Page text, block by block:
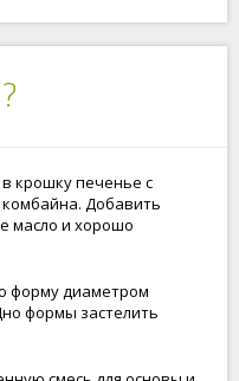
крошку печенье с
Добавить
масло и хорошо
форму диаметром
формы застелить